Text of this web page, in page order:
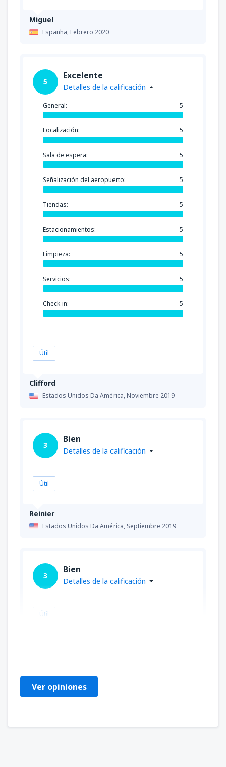
Miguel
Espanha,Febrero 2020
Clifford
Estados Unidos Da América,Noviembre 2019
5
Excelente
Detalles de la calificación
General: 5
Localización: 5
Sala de espera: 5
Señalización del aeropuerto: 5
Tiendas: 5
Estacionamientos: 5
Limpieza: 5
Servicios: 5
Check-in: 5
Útil
Reinier
Estados Unidos Da América, Septiembre 2019
3
Bien
Detalles de la calificación
Útil
3
Bien
Detalles de la calificación
Útil
Ver opiniones